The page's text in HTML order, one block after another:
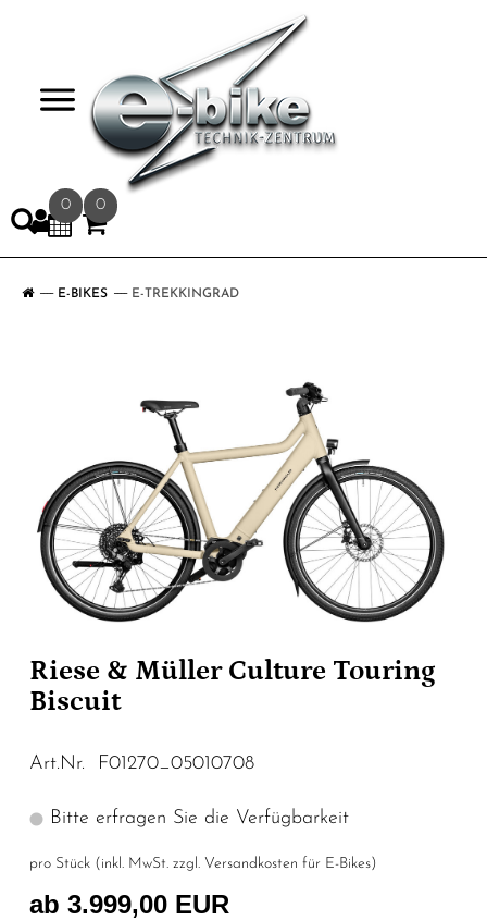
0 0
E-BIKES E-TREKKINGRAD
Riese & Müller Culture Touring
Biscuit
Art.Nr. F01270_05010708
Bitte erfragen Sie die Verfügbarkeit
pro Stück (inkl. MwSt. zzgl. Versandkosten für E-Bikes)
ab 3.999,00 EUR